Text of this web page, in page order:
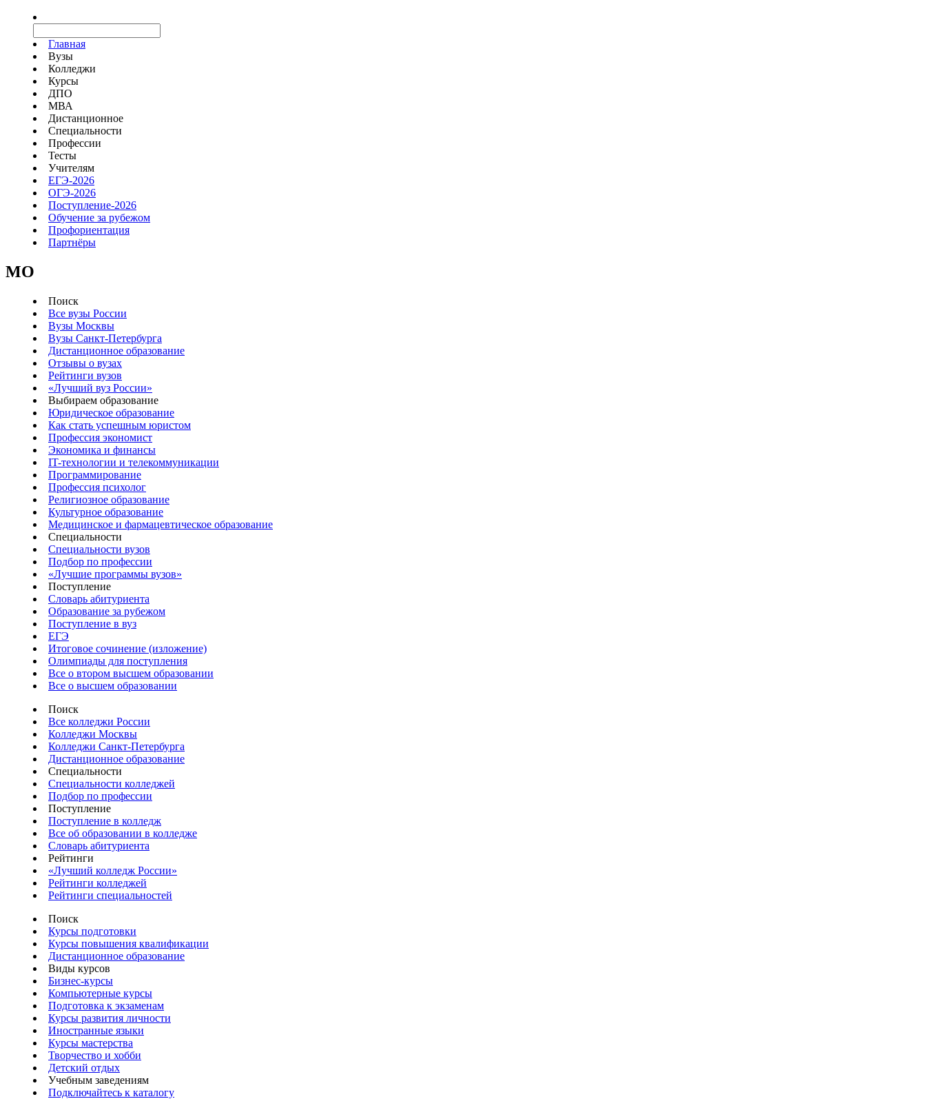
Главная
Вузы
Колледжи
Курсы
ДПО
МВА
Дистанционное
Специальности
Профессии
Тесты
Учителям
ЕГЭ-2026
ОГЭ-2026
Поступление-2026
Обучение за рубежом
Профориентация
Партнёры
MO
Поиск
Все вузы России
Вузы Москвы
Вузы Санкт-Петербурга
Дистанционное образование
Отзывы о вузах
Рейтинги вузов
«Лучший вуз России»
Выбираем образование
Юридическое образование
Как стать успешным юристом
Профессия экономист
Экономика и финансы
IT-технологии и телекоммуникации
Программирование
Профессия психолог
Религиозное образование
Культурное образование
Медицинское и фармацевтическое образование
Специальности
Специальности вузов
Подбор по профессии
«Лучшие программы вузов»
Поступление
Словарь абитуриента
Образование за рубежом
Поступление в вуз
ЕГЭ
Итоговое сочинение (изложение)
Олимпиады для поступления
Все о втором высшем образовании
Все о высшем образовании
Поиск
Все колледжи России
Колледжи Москвы
Колледжи Санкт-Петербурга
Дистанционное образование
Специальности
Специальности колледжей
Подбор по профессии
Поступление
Поступление в колледж
Все об образовании в колледже
Словарь абитуриента
Рейтинги
«Лучший колледж России»
Рейтинги колледжей
Рейтинги специальностей
Поиск
Курсы подготовки
Курсы повышения квалификации
Дистанционное образование
Виды курсов
Бизнес-курсы
Компьютерные курсы
Подготовка к экзаменам
Курсы развития личности
Иностранные языки
Курсы мастерства
Творчество и хобби
Детский отдых
Учебным заведениям
Подключайтесь к каталогу